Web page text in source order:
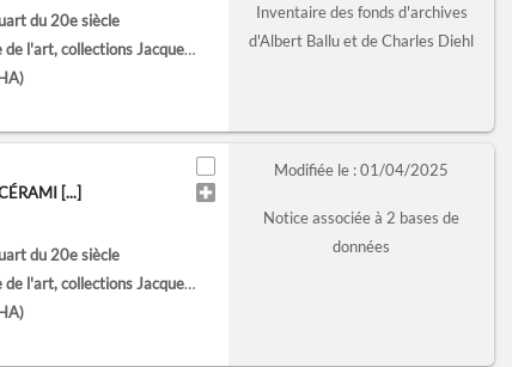
du 20e siècle
Jacques Doucet (Paris)
Inventaire des fonds d'archives
d'Albert Ballu et de Charles Diehl
[...]
du 20e siècle
Jacques Doucet (Paris)
Modifiée le : 01/04/2025
Notice associée à 2 bases de
données